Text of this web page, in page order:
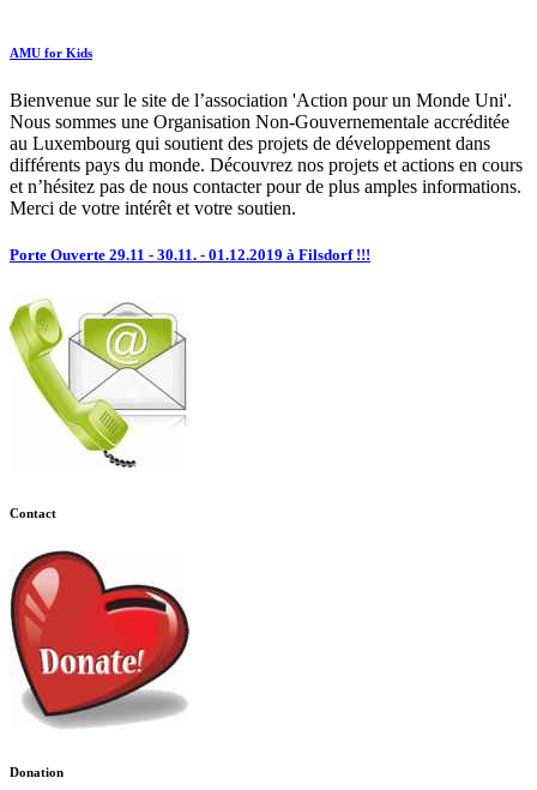
AMU for Kids
Bienvenue sur le site de l’association 'Action pour un Monde Uni'.
Nous sommes une Organisation Non-Gouvernementale accréditée
au Luxembourg qui soutient des projets de développement dans
différents pays du monde. Découvrez nos projets et actions en cours
et n’hésitez pas de nous contacter pour de plus amples informations.
Merci de votre intérêt et votre soutien.
Porte Ouverte 29.11 - 30.11. - 01.12.2019 à Filsdorf !!!
Contact
Donation